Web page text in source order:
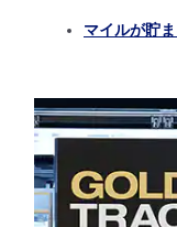
マイルが貯